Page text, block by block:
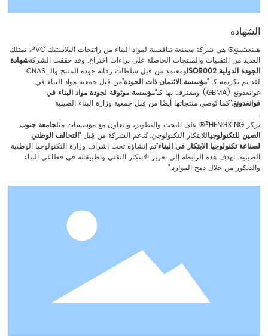
الشهادة
هينغشينغ® هي شركة مصنعة تنافسية لمواد البناء من راتنجات البلاستيك PVC، تمتلك
العديد من التقنيات والمنتجات الحاصلة على براءات اختراع. وقد حققت الشركةشهادة
الجودة الدولية ISO9002
ومعتمد من قبل سلطات رقابة جودة المنتج والـ CNAS
لقد تم تكريمه كـ "مؤسسة الائتمان ذات الجودة"من قِبل جمعية مواد البناء في
غوانغدونغ (GBMA) ومعترف بها كـ"
مؤسسة موثوقة لجودة مواد البناء في
قوانغدونغ."كما تُوصى منتجاتها أيضًا من قِبل جمعية وزارة البناء الصينية
.
تركز HENGXING
®® على البحث والتطوير، وتتعاون مع مؤسسات مثلجامعة جنوب
الصين للتكنولوجياللابتكار التكنولوجي. تُدعم الشركة من قِبل "التحالف الوطني
لصناعة تكنولوجيا الابتكار في البناء"تم إنشاؤه تحت إشراف وزارة التكنولوجيا الوطنية
الصينية. تهدف هذه الرابطة إلى تعزيز الابتكار التقني وتطبيقاته في قطاعي البناء
والديكور من خلال دمج الموارد."